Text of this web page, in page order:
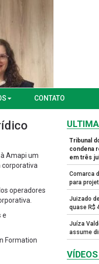
CONTATO
Amapi um
corporativa
operadores
e
Formation
Tribunal
condena
em três
Comarca
para
Juizado
quase R$
Juíza
assume
VÍDEOS